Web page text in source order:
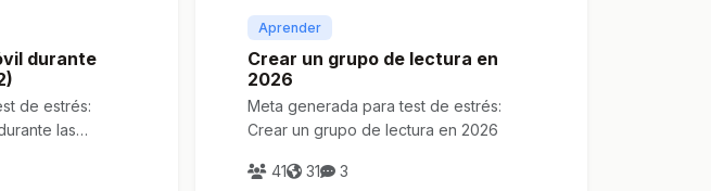
durante
de estrés:
las
Aprender
Crear un grupo de lectura en
2026
Meta generada para test de estrés:
Crear un grupo de lectura en 2026
41 31 3